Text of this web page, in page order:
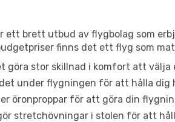
ett brett utbud av flygbolag som
finns det ett flyg som
göra stor skillnad i komfort att
under flygningen för att hålla dig
öronproppar för att göra din
stretchövningar i stolen för att